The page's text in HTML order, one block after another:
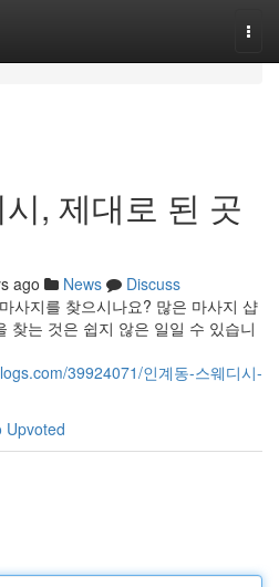
, 제대로 된 곳
ago News
Discuss
사지를 찾으시나요? 많은 마사지 샵
찾는 것은 쉽지 않은 일일 수 있습니
39924071/인계동-스웨디시-
Upvoted